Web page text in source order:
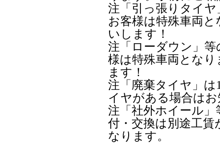
注「引っ張りタイ
お客様は特殊車両
いします！
注「ローダウン」
様は特殊車両とな
ます！
注「廃棄タイヤ」は
イヤがある場合は
注「社外ホイール
付・交換は別途工賃
なります。